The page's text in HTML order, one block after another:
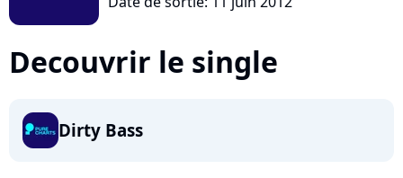
Decouvrir le single
Dirty Bass